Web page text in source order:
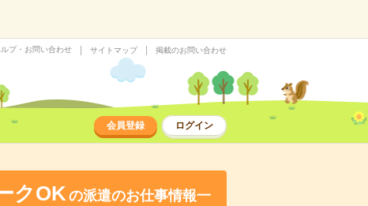
プ・お問い合わせ サイトマップ 掲載のお問い合わせ
会員登録 ログイン
クOKの派遣のお仕事情報一